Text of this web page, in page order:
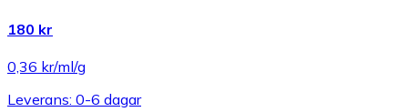
180 kr
0,36 kr/ml/g
Leverans: 0-6 dagar